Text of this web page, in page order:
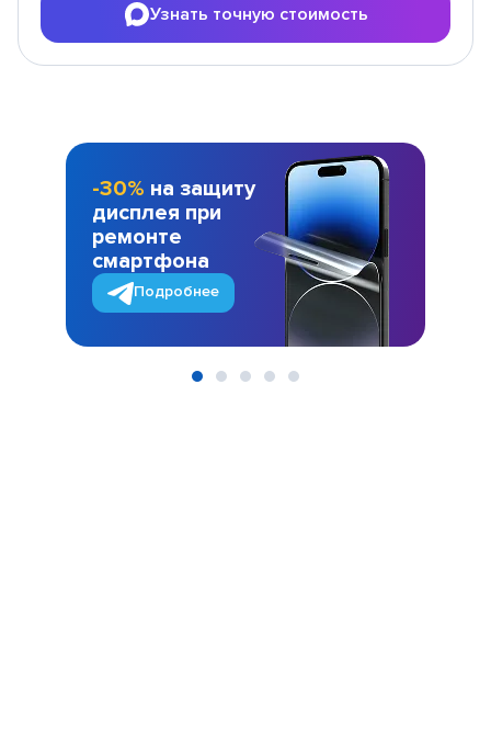
Узнать точную стоимость
-30% на защиту
дисплея при
ремонте
смартфона
Подробнее